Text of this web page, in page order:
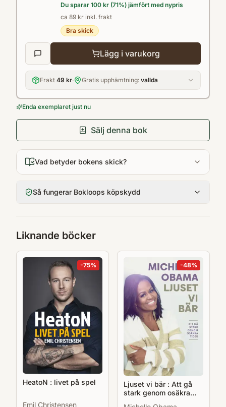
objektiv, absolut och tillräcklig, medan en
religiös tro beskrivits som subjektiv,
grundlös och onödig. Med stor intellektuell
integritet försvaras den kristna tron i en allt
mer förvirrad tid där vetenskapen gång efter
gång visat sig inte räcka till för de stora
livsfrågorna.
Du sparar 100 kr (71%) jämfört med nypris
ca 89 kr inkl. frakt
Bra skick
Lägg i varukorg
Frakt 49 kr· Gratis upphämtning: vallda
Enda exemplaret just nu
Sälj denna bok
Vad betyder bokens skick?
Så fungerar Bokloops köpskydd
Liknande böcker
-75%
HeatoN : livet på spel
Emil Christensen
-48%
Ljuset vi bär : Att gå
stark genom osäkra